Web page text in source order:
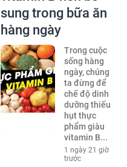
sung trong bữa ăn
hàng ngày
Trong cuộc
sống hàng
ngày, chúng
ta đừng để
chế độ dinh
dưỡng thiếu
hụt thực
phẩm giàu
vitamin B...
1 ngày 21 giờ
trước